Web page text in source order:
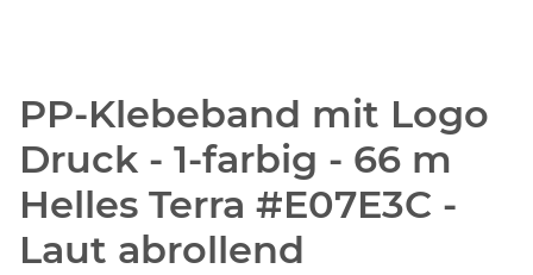
PP-Klebeband mit Logo
Druck - 1-farbig - 66 m
Helles Terra #E07E3C -
Laut abrollend